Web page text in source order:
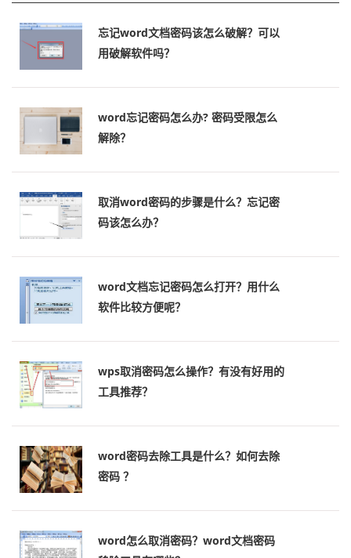
忘记word文档密码该怎么破解？可以
用破解软件吗？
word忘记密码怎么办? 密码受限怎么
解除？
取消word密码的步骤是什么？忘记密
码该怎么办？
word文档忘记密码怎么打开？用什么
软件比较方便呢？
wps取消密码怎么操作？有没有好用的
工具推荐？
word密码去除工具是什么？如何去除
密码 ？
word怎么取消密码？word文档密码